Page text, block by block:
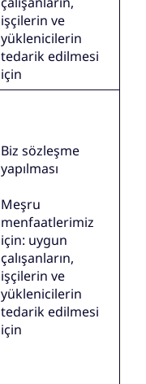
işçilerin ve
yüklenicilerin
tedarik edilmesi
için
Biz sözleşme
yapılması
Meşru
menfaatlerimiz
için: uygun
çalışanların,
işçilerin ve
yüklenicilerin
tedarik edilmesi
için